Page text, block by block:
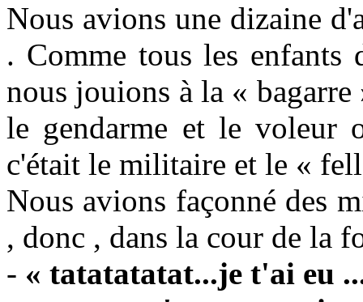
Nous avions une dizaine
. Comme tous les
nous jouions à la «
le gendarme et le
c'était le militaire et le «
Nous avions façonné des
, donc , dans la cour de la
- « tatatatatat...je t'ai eu